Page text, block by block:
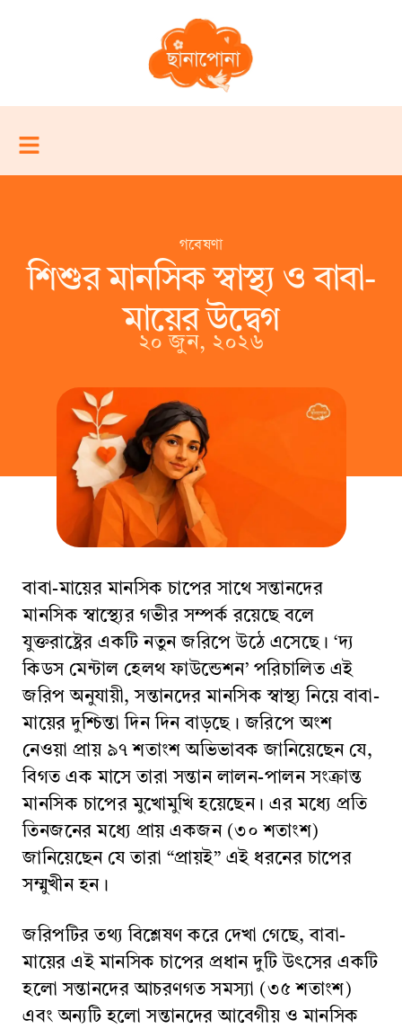
গবেষণা
শিশুর মানসিক স্বাস্থ্য ও বাবা-
মায়ের উদ্বেগ
২০ জুন, ২০২৬
বাবা-মায়ের মানসিক চাপের সাথে সন্তানদের
মানসিক স্বাস্থ্যের গভীর সম্পর্ক রয়েছে বলে
যুক্তরাষ্ট্রের একটি নতুন জরিপে উঠে এসেছে। ‘দ্য
কিডস মেন্টাল হেলথ ফাউন্ডেশন’ পরিচালিত এই
জরিপ অনুযায়ী, সন্তানদের মানসিক স্বাস্থ্য নিয়ে বাবা-
মায়ের দুশ্চিন্তা দিন দিন বাড়ছে। জরিপে অংশ
নেওয়া প্রায় ৯৭ শতাংশ অভিভাবক জানিয়েছেন যে,
বিগত এক মাসে তারা সন্তান লালন-পালন সংক্রান্ত
মানসিক চাপের মুখোমুখি হয়েছেন। এর মধ্যে প্রতি
তিনজনের মধ্যে প্রায় একজন (৩০ শতাংশ)
জানিয়েছেন যে তারা “প্রায়ই” এই ধরনের চাপের
সম্মুখীন হন।
জরিপটির তথ্য বিশ্লেষণ করে দেখা গেছে, বাবা-
মায়ের এই মানসিক চাপের প্রধান দুটি উৎসের একটি
হলো সন্তানদের আচরণগত সমস্যা (৩৫ শতাংশ)
এবং অন্যটি হলো সন্তানদের আবেগীয় ও মানসিক